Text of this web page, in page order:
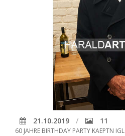
21.10.2019 11
60 JAHRE BIRTHDAY PARTY KAEPTN